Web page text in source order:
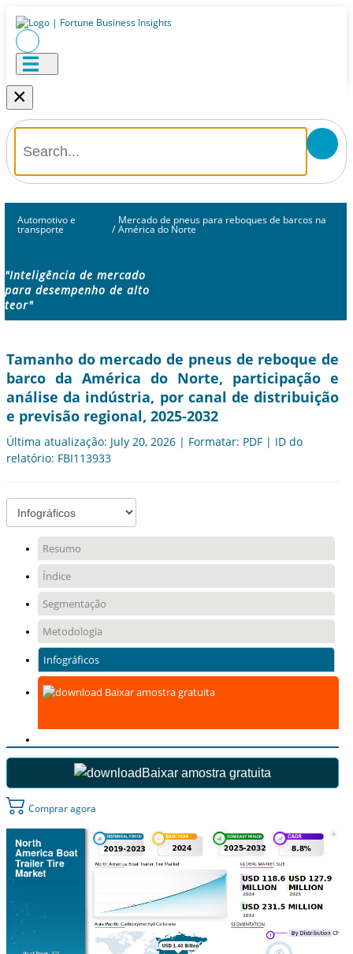
×
Automotivo e
transporte /
Mercado de pneus para reboques de barcos na
América do Norte
"Inteligência de mercado
para desempenho de alto
teor"
Tamanho do mercado de pneus de reboque de
barco da América do Norte, participação e
análise da indústria, por canal de distribuição
e previsão regional, 2025-2032
Última atualização: July 20, 2026 | Formatar: PDF | ID do
relatório: FBI113933
Resumo
Índice
Segmentação
Metodologia
Infográficos
Baixar amostra gratuita
Baixar amostra gratuita
Comprar agora